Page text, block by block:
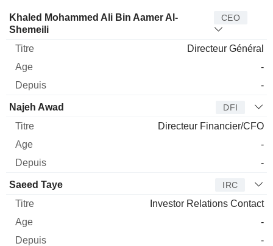
Dirigeant Titre Age Depuis
Khaled Mohammed Ali Bin Aamer Al-
Shemeili
CEO
Directeur Général
-
-
Najeh Awad DFI
Directeur Financier/CFO
-
-
Saeed Taye IRC
Investor Relations Contact
-
-